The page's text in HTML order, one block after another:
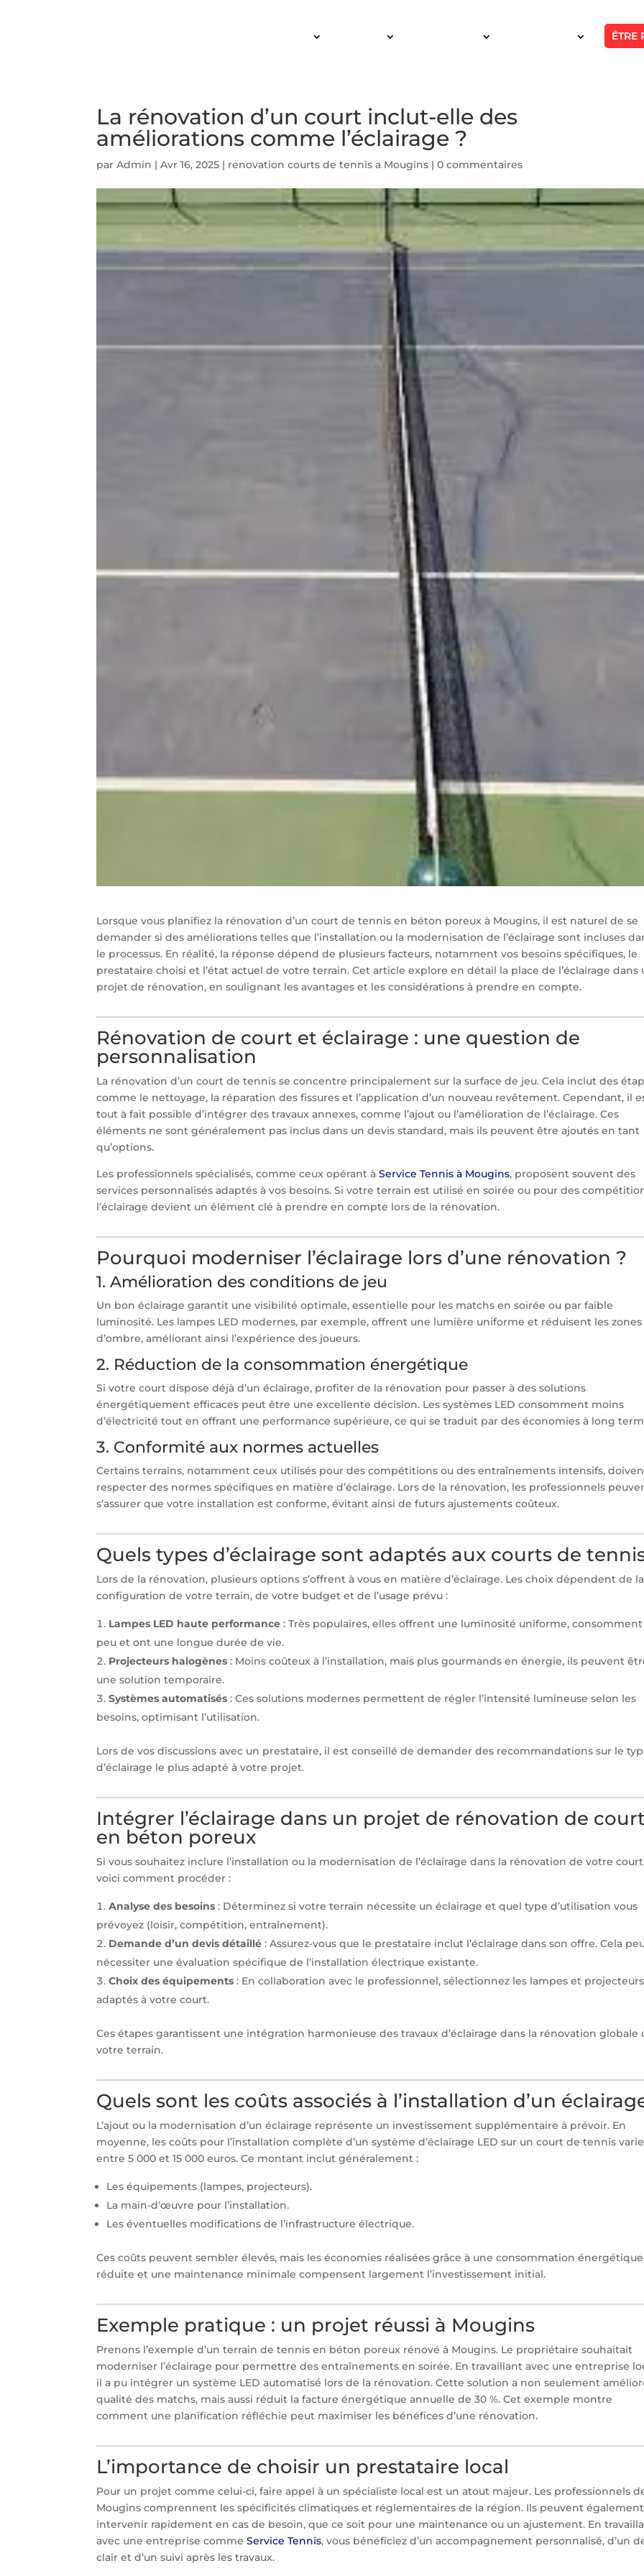
ÊTRE
La rénovation d’un court inclut-elle des
améliorations comme l’éclairage ?
parAdmin |Avr 16, 2025 | renovation courts de tennis a Mougins |0 commentaires
Lorsque vous planifiez la rénovation d’un court de tennis en béton poreux à Mougins, il est naturel de se
demander si des améliorations telles que l’installation ou la modernisation de l’éclairage sont incluses
le processus. En réalité, la réponse dépend de plusieurs facteurs, notamment vos besoins spécifiques, le
prestataire choisi et l’état actuel de votre terrain. Cet article explore en détail la place de l’éclairage dans
projet de rénovation, en soulignant les avantages et les considérations à prendre en compte.
Rénovation de court et éclairage : une question de
personnalisation
La rénovation d’un court de tennis se concentre principalement sur la surface de jeu. Cela inclut des
comme le nettoyage, la réparation des fissures et l’application d’un nouveau revêtement. Cependant, il
tout à fait possible d’intégrer des travaux annexes, comme l’ajout ou l’amélioration de l’éclairage. Ces
éléments ne sont généralement pas inclus dans un devis standard, mais ils peuvent être ajoutés en tant
qu’options.
Les professionnels spécialisés, comme ceux opérant àService Tennis à Mougins, proposent souvent des
services personnalisés adaptés à vos besoins. Si votre terrain est utilisé en soirée ou pour des
l’éclairage devient un élément clé à prendre en compte lors de la rénovation.
Pourquoi moderniser l’éclairage lors d’une rénovation ?
1. Amélioration des conditions de jeu
Un bon éclairage garantit une visibilité optimale, essentielle pour les matchs en soirée ou par faible
luminosité. Les lampes LED modernes, par exemple, offrent une lumière uniforme et réduisent les zones
d’ombre, améliorant ainsi l’expérience des joueurs.
2. Réduction de la consommation énergétique
Si votre court dispose déjà d’un éclairage, profiter de la rénovation pour passer à des solutions
énergétiquement efficaces peut être une excellente décision. Les systèmes LED consomment moins
d’électricité tout en offrant une performance supérieure, ce qui se traduit par des économies à long
3. Conformité aux normes actuelles
Certains terrains, notamment ceux utilisés pour des compétitions ou des entraînements intensifs,
respecter des normes spécifiques en matière d’éclairage. Lors de la rénovation, les professionnels
s’assurer que votre installation est conforme, évitant ainsi de futurs ajustements coûteux.
Quels types d’éclairage sont adaptés aux courts de
Lors de la rénovation, plusieurs options s’offrent à vous en matière d’éclairage. Les choix dépendent de la
configuration de votre terrain, de votre budget et de l’usage prévu :
Lampes LED haute performance : Très populaires, elles offrent une luminosité uniforme, consomment
peu et ont une longue durée de vie.
Projecteurs halogènes : Moins coûteux à l’installation, mais plus gourmands en énergie, ils peuvent
une solution temporaire.
Systèmes automatisés : Ces solutions modernes permettent de régler l’intensité lumineuse selon les
besoins, optimisant l’utilisation.
Lors de vos discussions avec un prestataire, il est conseillé de demander des recommandations sur le
d’éclairage le plus adapté à votre projet.
Intégrer l’éclairage dans un projet de rénovation de
en béton poreux
Si vous souhaitez inclure l’installation ou la modernisation de l’éclairage dans la rénovation de votre
voici comment procéder :
Analyse des besoins : Déterminez si votre terrain nécessite un éclairage et quel type d’utilisation vous
prévoyez (loisir, compétition, entraînement).
Demande d’un devis détaillé : Assurez-vous que le prestataire inclut l’éclairage dans son offre. Cela
nécessiter une évaluation spécifique de l’installation électrique existante.
Choix des équipements : En collaboration avec le professionnel, sélectionnez les lampes et projecteurs
adaptés à votre court.
Ces étapes garantissent une intégration harmonieuse des travaux d’éclairage dans la rénovation globale
votre terrain.
Quels sont les coûts associés à l’installation d’un
L’ajout ou la modernisation d’un éclairage représente un investissement supplémentaire à prévoir. En
moyenne, les coûts pour l’installation complète d’un système d’éclairage LED sur un court de tennis
entre 5 000 et 15 000 euros. Ce montant inclut généralement :
Les équipements (lampes, projecteurs).
La main-d’œuvre pour l’installation.
Les éventuelles modifications de l’infrastructure électrique.
Ces coûts peuvent sembler élevés, mais les économies réalisées grâce à une consommation énergétique
réduite et une maintenance minimale compensent largement l’investissement initial.
Exemple pratique : un projet réussi à Mougins
Prenons l’exemple d’un terrain de tennis en béton poreux rénové à Mougins. Le propriétaire souhaitait
moderniser l’éclairage pour permettre des entraînements en soirée. En travaillant avec une entreprise
il a pu intégrer un système LED automatisé lors de la rénovation. Cette solution a non seulement
qualité des matchs, mais aussi réduit la facture énergétique annuelle de 30 %. Cet exemple montre
comment une planification réfléchie peut maximiser les bénéfices d’une rénovation.
L’importance de choisir un prestataire local
Pour un projet comme celui-ci, faire appel à un spécialiste local est un atout majeur. Les professionnels
Mougins comprennent les spécificités climatiques et réglementaires de la région. Ils peuvent également
intervenir rapidement en cas de besoin, que ce soit pour une maintenance ou un ajustement. En
avec une entreprise commeService Tennis, vous bénéficiez d’un accompagnement personnalisé, d’un
clair et d’un suivi après les travaux.